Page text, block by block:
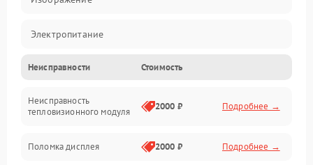
Электропитание
Измерения
Матрица
Неисправности Стоимость
Неисправность
тепловизионного модуля
2000 ₽ Подробнее →
Поломка дисплея 2000 ₽ Подробнее →